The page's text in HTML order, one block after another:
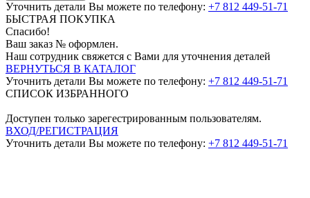
Уточнить детали Вы можете по телефону: +7 812 449-51-71
БЫСТРАЯ ПОКУПКА
Спасибо!
Ваш заказ № оформлен.
Наш сотрудник свяжется с Вами для уточнения деталей
ВЕРНУТЬСЯ В КАТАЛОГ
Уточнить детали Вы можете по телефону: +7 812 449-51-71
СПИСОК ИЗБРАННОГО
Доступен только зарегестрированным пользователям.
ВХОД/РЕГИСТРАЦИЯ
Уточнить детали Вы можете по телефону: +7 812 449-51-71